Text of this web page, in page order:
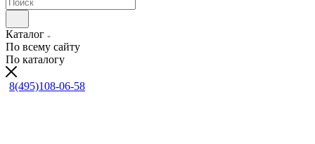
Каталог
По всему сайту
По каталогу
8(495)108-06-58